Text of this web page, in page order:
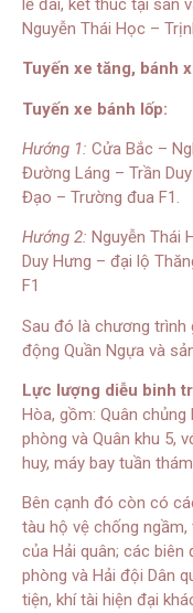
lễ đài, kết thúc tại sân
Nguyễn Thái Học –
Tuyến xe tăng, bánh
Tuyến xe bánh lốp:
Hướng 1: Cửa Bắc –
Đường Láng – Trần
Đạo – Trường đua F1.
Hướng 2: Nguyễn Thái
Duy Hưng – đại lộ
F1
Sau đó là chương trình
động Quần Ngựa và
Lực lượng diễu binh
Hòa, gồm: Quân chủng
phòng và Quân khu 5,
huy, máy bay tuần
Bên cạnh đó còn có
tàu hộ vệ chống
của Hải quân; các biên
phòng và Hải đội Dân
tiện, khí tài hiện đại